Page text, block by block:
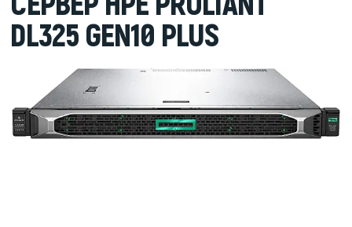
DL325 GEN10 PLUS